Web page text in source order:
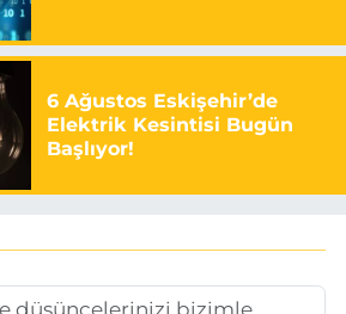
6 Ağustos Eskişehir’de
Elektrik Kesintisi Bugün
Başlıyor!